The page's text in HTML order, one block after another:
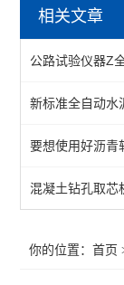
承载比试验仪
新标准灌砂法
桥梁伸缩缝安
反拉式有效预
集料坚固性试
相关文章
公路试验仪器Z
新标准全自动水
要想使用好沥青
混凝土钻孔取芯
你的位置：首页